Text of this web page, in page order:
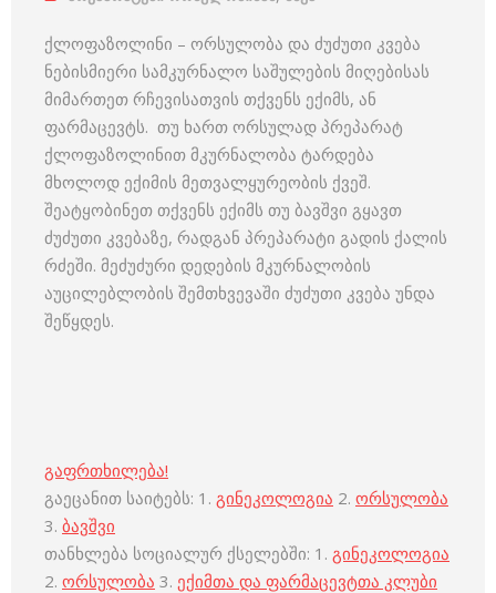
ქლოფაზოლინი – ორსულობა და ძუძუთი კვება
ნებისმიერი სამკურნალო საშულების მიღებისას
მიმართეთ რჩევისათვის თქვენს ექიმს, ან
ფარმაცევტს. თუ ხართ ორსულად პრეპარატ
ქლოფაზოლინით მკურნალობა ტარდება
მხოლოდ ექიმის მეთვალყურეობის ქვეშ.
შეატყობინეთ თქვენს ექიმს თუ ბავშვი გყავთ
ძუძუთი კვებაზე, რადგან პრეპარატი გადის ქალის
რძეში. მეძუძური დედების მკურნალობის
აუცილებლობის შემთხვევაში ძუძუთი კვება უნდა
შეწყდეს.
გაფრთხილება!
გაეცანით საიტებს: 1. გინეკოლოგია 2. ორსულობა
3. ბავშვი
თანხლება სოციალურ ქსელებში: 1. გინეკოლოგია
2. ორსულობა 3. ექიმთა და ფარმაცევტთა კლუბი